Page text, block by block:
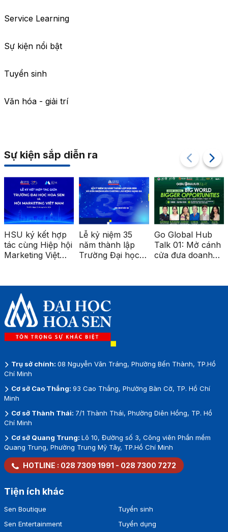
Service Learning
Sự kiện nổi bật
Tuyển sinh
Văn hóa - giải trí
Sự kiện sắp diễn ra
hội
Lễ kỷ niệm 35
năm thành lập
Trường Đại học
Go Global Hub
Talk 01: Mở cánh
cửa đưa doanh
KDDI
TOUR 2026:
Khám phá
quốc tế
Trụ sở chính: 08 Nguyễn Văn Tráng, Phường Bến Thành, TP.Hồ
Chí Minh
Cơ sở Cao Thắng: 93 Cao Thắng, Phường Bàn Cờ, TP. Hồ Chí
Minh
Cơ sở Thành Thái: 7/1 Thành Thái, Phường Diên Hồng, TP. Hồ
Chí Minh
Cơ sở Quang Trung: Lô 10, Đường số 3, Công viên Phần mềm
Quang Trung, Phường Trung Mỹ Tây, TP.Hồ Chí Minh
HOTLINE : 028 7309 1991 - 028 7300 7272
Tiện ích khác
Sen Boutique
Sen Entertainment
Tuyển sinh
Tuyển dụng